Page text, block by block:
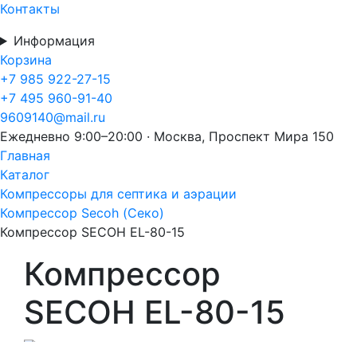
Контакты
Информация
Корзина
+7 985 922-27-15
+7 495 960-91-40
9609140@mail.ru
Ежедневно 9:00–20:00 · Москва, Проспект Мира 150
Главная
Каталог
Компрессоры для септика и аэрации
Компрессор Secoh (Секо)
Компрессор SECOH EL-80-15
Компрессор
SECOH EL-80-15